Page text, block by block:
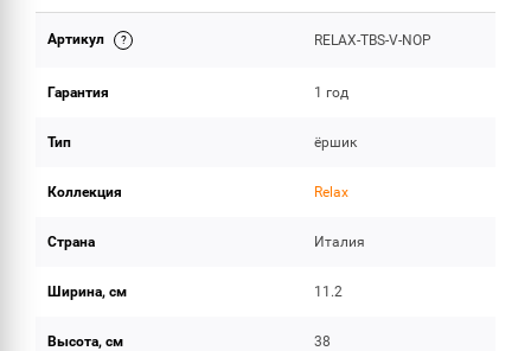
ОБЪЕМ ПОСТАВКИ
Артикул RELAX-TBS-V-NOP
Гарантия 1 год
Тип ёршик
Коллекция Relax
Страна Италия
Ширина, см 11.2
Высота, см 38